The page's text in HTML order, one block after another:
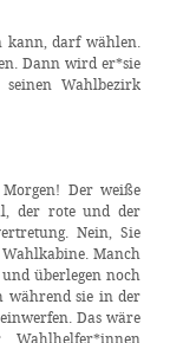
kann, darf wählen.
Dann wird er*sie
Wahlbezirk
Der weiße
der rote und der
Nein, Sie
Manch
überlegen noch
während sie in der
Das wäre